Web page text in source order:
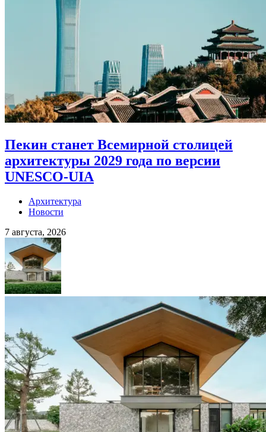
Пекин станет Всемирной столицей
архитектуры 2029 года по версии
UNESCO-UIA
Архитектура
Новости
7 августа, 2026